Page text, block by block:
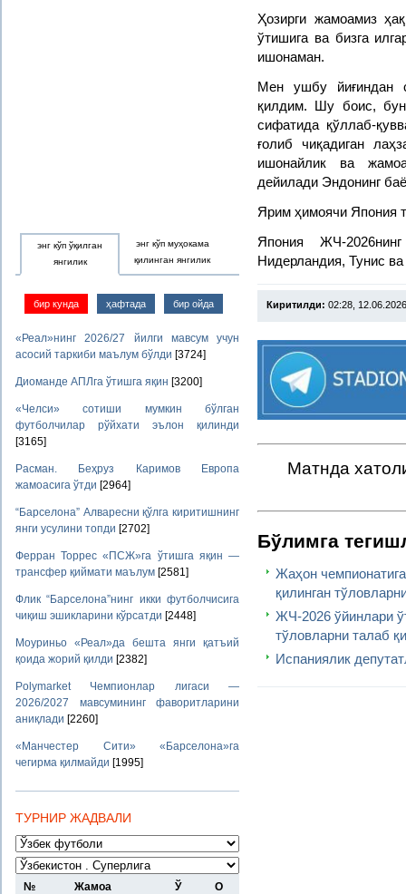
энг кўп ўқилган
янгилик
энг кўп муҳокама
қилинган янгилик
бир кунда ҳафтада бир ойда
«Реал»нинг 2026/27 йилги мавсум учун
асосий таркиби маълум бўлди [3724]
Диоманде АПЛга ўтишга яқин [3200]
«Челси» сотиши мумкин бўлган
футболчилар рўйхати эълон қилинди
[3165]
Расман. Беҳруз Каримов Европа
жамоасига ўтди [2964]
“Барселона” Алваресни қўлга киритишнинг
янги усулини топди [2702]
Ферран Торрес «ПСЖ»га ўтишга яқин —
трансфер қиймати маълум [2581]
Флик “Барселона”нинг икки футболчисига
чиқиш эшикларини кўрсатди [2448]
Моуриньо «Реал»да бешта янги қатъий
қоида жорий қилди [2382]
Polymarket Чемпионлар лигаси —
2026/2027 мавсумининг фаворитларини
аниқлади [2260]
«Манчестер Сити» «Барселона»га
чегирма қилмайди [1995]
ТУРНИР ЖАДВАЛИ
№ Жамоа Ў О
Ҳозирги жамоамиз
ўтишига ва бизга
ишонаман.
Мен ушбу йиғиндан
қилдим. Шу боис,
сифатида қўллаб-
ғолиб чиқадиган
ишонайлик ва
дейилади Эндонинг
Ярим ҳимоячи Япония
Япония ЖЧ-
Нидерландия, Тунис
Киритилди: 02:28,
Матнда
Бўлимга
Жаҳон
қилинган
ЖЧ-2026 ўйинлари
тўловларни талаб
Испаниялик